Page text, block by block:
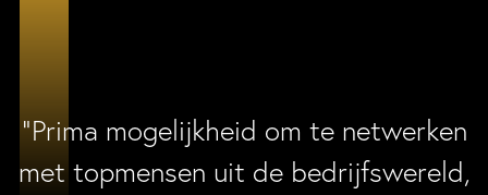
“Prima mogelijkheid om te netwerken
met topmensen uit de bedrijfswereld,